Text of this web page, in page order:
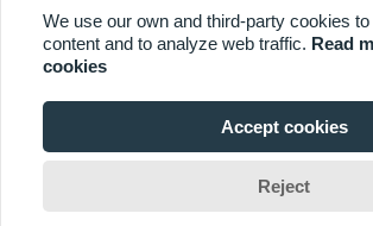
MAIS SERVIÇOS
We use our own and third-party cookies
content and to analyze web traffic. Read
cookies
Accept cookies
Reject